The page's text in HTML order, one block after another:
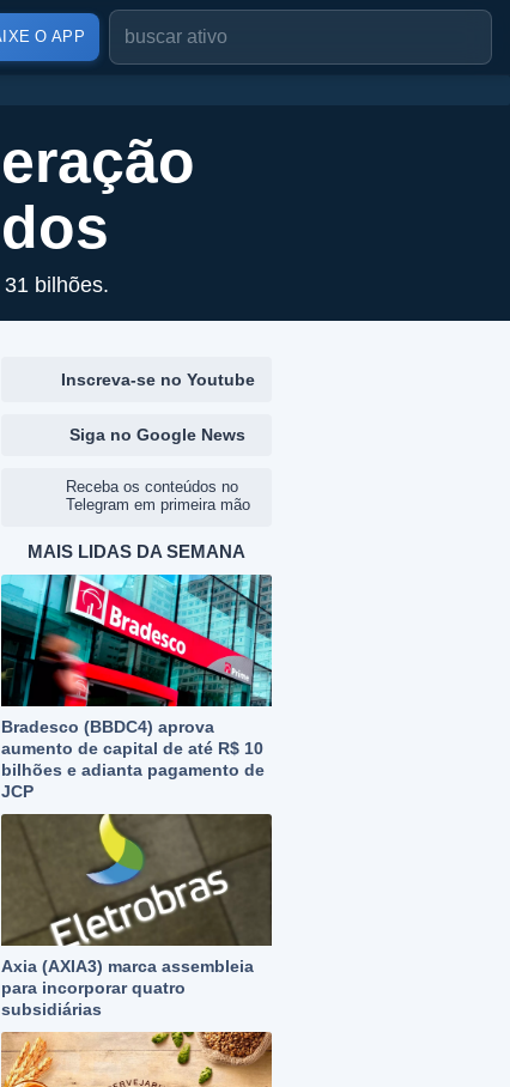
O APP
bilhões.
Inscreva-se no Youtube
Siga no Google News
Receba os conteúdos no
Telegram em primeira mão
MAIS LIDAS DA SEMANA
Bradesco (BBDC4) aprova
aumento de capital de até R$ 10
bilhões e adianta pagamento de
JCP
Axia (AXIA3) marca assembleia
para incorporar quatro
subsidiárias